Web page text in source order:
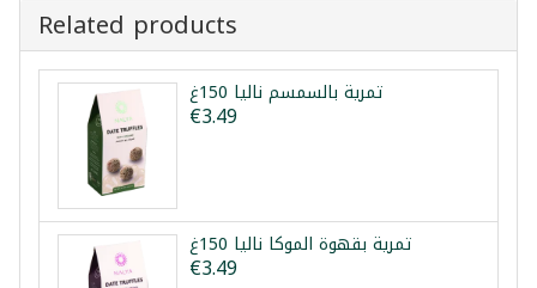
Related products
تمرية بالسمسم نالیا 150غ
€3.49
تمرية بقهوة الموكا نالیا 150غ
€3.49